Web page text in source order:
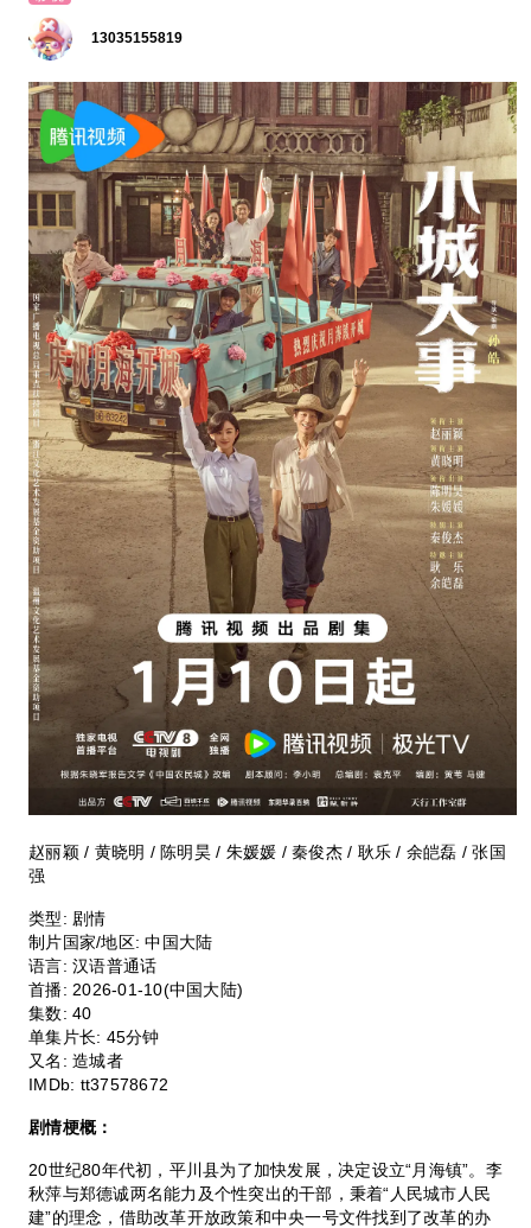
13035155819
赵丽颖 / 黄晓明 / 陈明昊 / 朱媛媛 / 秦俊杰 / 耿乐 / 余皑磊 / 张国
强
类型: 剧情
制片国家/地区: 中国大陆
语言: 汉语普通话
首播: 2026-01-10(中国大陆)
集数: 40
单集片长: 45分钟
又名: 造城者
IMDb: tt37578672
剧情梗概：
20世纪80年代初，平川县为了加快发展，决定设立“月海镇”。李
秋萍与郑德诚两名能力及个性突出的干部，秉着“人民城市人民
建”的理念，借助改革开放政策和中央一号文件找到了改革的办